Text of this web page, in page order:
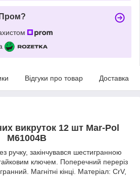
Відгуки про товар Доставка
викруток 12 шт Mar-Pol
M61004B
ручку, закінчувався шестигранною
ключем. Поперечний переріз
Магнітні кінці. Матеріал: CrV,